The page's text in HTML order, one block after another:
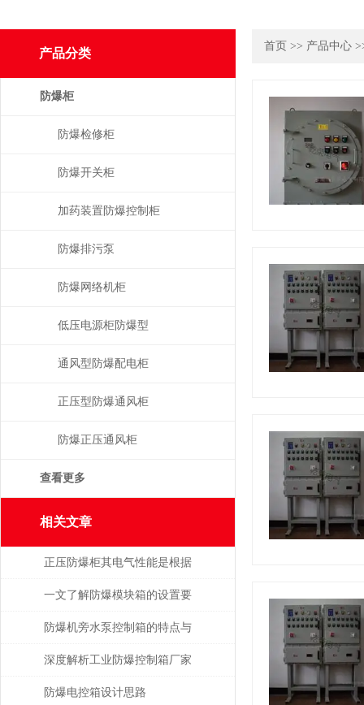
产品分类
防爆柜
防爆检修柜
防爆开关柜
加药装置防爆控制柜
防爆排污泵
防爆网络机柜
低压电源柜防爆型
通风型防爆配电柜
正压型防爆通风柜
防爆正压通风柜
查看更多
相关文章
正压防爆柜其电气性能是根据
必要的控制要求设计的
一文了解防爆模块箱的设置要
求
防爆机旁水泵控制箱的特点与
安装维修介绍
深度解析工业防爆控制箱厂家
的核心技术指标与选型策略
防爆电控箱设计思路
首页 >> 产品中心